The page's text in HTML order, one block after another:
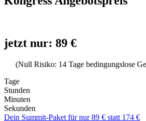
jetzt nur: 89 €
(Null Risiko: 14 Tage bedingungslose
Tage
Stunden
Minuten
Sekunden
Dein Summit-Paket für nur 89 € statt 174 €